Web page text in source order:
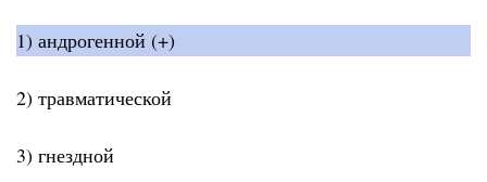
1) андрогенной (+)
2) травматической
3) гнездной